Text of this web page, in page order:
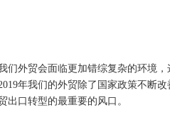
外贸会面临更加错综复杂的环境，
年我们的外贸除了国家政策不断
口转型的最重要的风口。